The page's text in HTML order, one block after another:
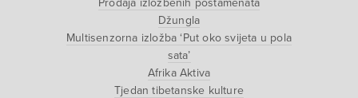
Džungla
Multisenzorna izložba ‘Put oko svijeta u pola
sata’
Afrika Aktiva
Tjedan tibetanske kulture